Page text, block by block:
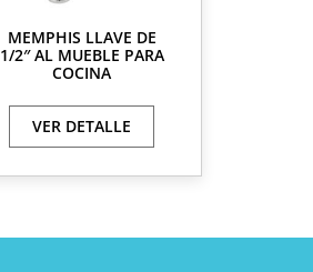
MEMPHIS LLAVE DE
1/2″ AL MUEBLE PARA
COCINA
VER DETALLE